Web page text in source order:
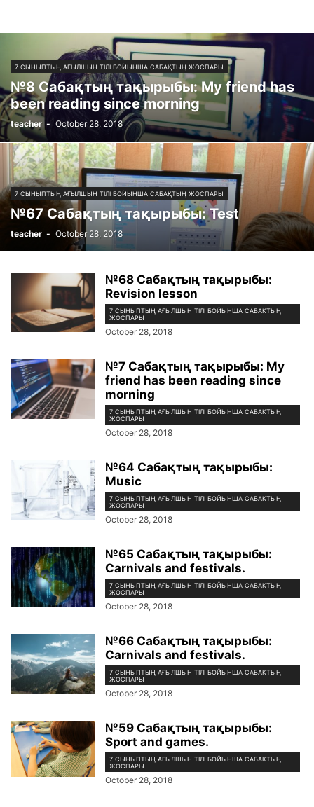
7 СЫНЫПТЫҢ АҒЫЛШЫН ТІЛІ БОЙЫНША САБАҚТЫҢ ЖОСПАРЫ
№8 Сабақтың тақырыбы: My friend has
been reading since morning
teacher - October 28, 2018
7 СЫНЫПТЫҢ АҒЫЛШЫН ТІЛІ БОЙЫНША САБАҚТЫҢ ЖОСПАРЫ
№67 Сабақтың тақырыбы: Test
teacher - October 28, 2018
№68 Сабақтың тақырыбы:
Revision lesson
7 СЫНЫПТЫҢ АҒЫЛШЫН ТІЛІ БОЙЫНША САБАҚТЫҢ
ЖОСПАРЫ
October 28, 2018
№7 Сабақтың тақырыбы: My
friend has been reading since
morning
7 СЫНЫПТЫҢ АҒЫЛШЫН ТІЛІ БОЙЫНША САБАҚТЫҢ
ЖОСПАРЫ
October 28, 2018
№64 Сабақтың тақырыбы:
Music
7 СЫНЫПТЫҢ АҒЫЛШЫН ТІЛІ БОЙЫНША САБАҚТЫҢ
ЖОСПАРЫ
October 28, 2018
№65 Сабақтың тақырыбы:
Carnivals and festivals.
7 СЫНЫПТЫҢ АҒЫЛШЫН ТІЛІ БОЙЫНША САБАҚТЫҢ
ЖОСПАРЫ
October 28, 2018
№66 Сабақтың тақырыбы:
Carnivals and festivals.
7 СЫНЫПТЫҢ АҒЫЛШЫН ТІЛІ БОЙЫНША САБАҚТЫҢ
ЖОСПАРЫ
October 28, 2018
№59 Сабақтың тақырыбы:
Sport and games.
7 СЫНЫПТЫҢ АҒЫЛШЫН ТІЛІ БОЙЫНША САБАҚТЫҢ
ЖОСПАРЫ
October 28, 2018